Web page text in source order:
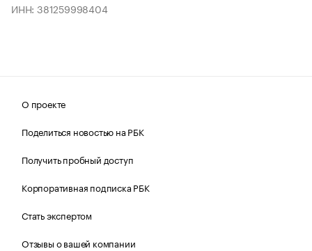
ИНН: 381259998404
О проекте
Поделиться новостью на РБК
Получить пробный доступ
Корпоративная подписка РБК
Стать экспертом
Отзывы о вашей компании